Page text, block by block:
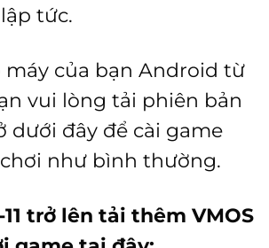
tức.
của bạn Android từ
vui lòng tải phiên bản
dưới đây để cài game
như bình thường.
trở lên tải thêm VMOS